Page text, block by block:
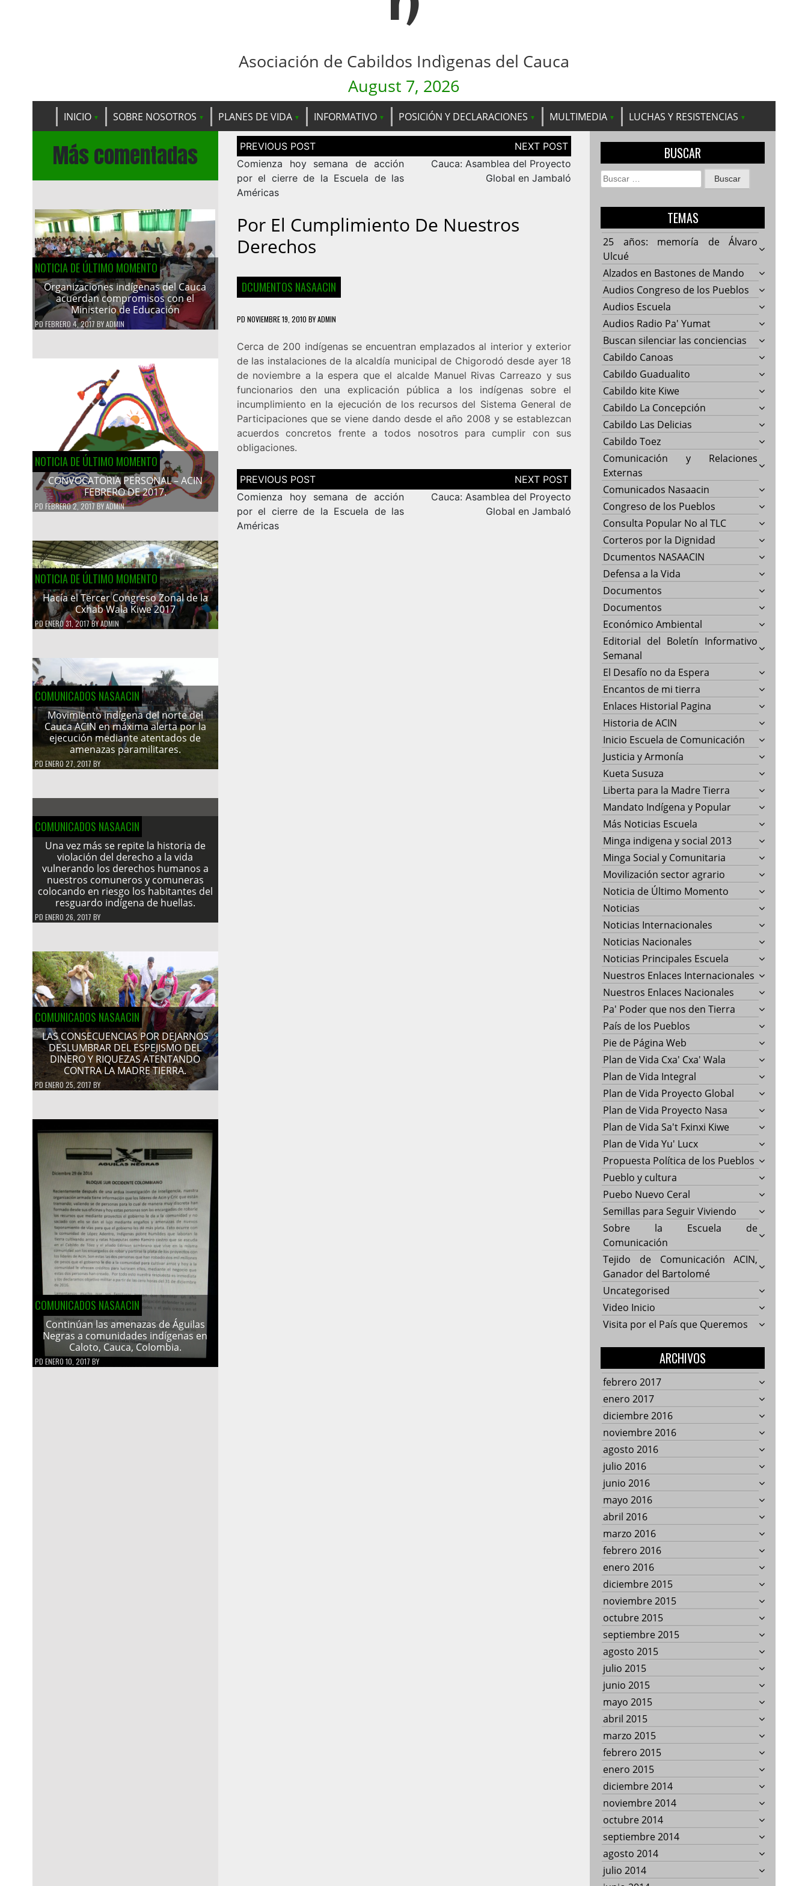
Asociación de Cabildos Indìgenas del Cauca
August 7, 2026
INICIO SOBRE NOSOTROS PLANES DE VIDA INFORMATIVO POSICIÓN Y DECLARACIONES MULTIMEDIA LUCHAS Y RESISTENCIAS
Más comentadas
NOTICIA DE ÚLTIMO MOMENTO
Organizaciones indígenas del Cauca
acuerdan compromisos con el
Ministerio de Educación
PD FEBRERO 4, 2017 BYADMIN
NOTICIA DE ÚLTIMO MOMENTO
CONVOCATORIA PERSONAL – ACIN
FEBRERO DE 2017.
PD FEBRERO 2, 2017BYADMIN
NOTICIA DE ÚLTIMO MOMENTO
Hacía el Tercer Congreso Zonal de la
Cxhab Wala Kiwe 2017
PDENERO 31, 2017BYADMIN
COMUNICADOS NASAACIN
Movimiento indígena del norte del
Cauca ACIN en máxima alerta por la
ejecución mediante atentados de
amenazas paramilitares.
PD ENERO 27, 2017 BY
COMUNICADOS NASAACIN
Una vez más se repite la historia de
violación del derecho a la vida
vulnerando los derechos humanos a
nuestros comuneros y comuneras
colocando en riesgo los habitantes del
resguardo indígena de huellas.
PD ENERO 26, 2017 BY
COMUNICADOS NASAACIN
LAS CONSECUENCIAS POR DEJARNOS
DESLUMBRAR DEL ESPEJISMO DEL
DINERO Y RIQUEZAS ATENTANDO
CONTRA LA MADRE TIERRA.
PDENERO 25, 2017 BY
COMUNICADOS NASAACIN
Continúan las amenazas de Águilas
Negras a comunidades indígenas en
Caloto, Cauca, Colombia.
PD ENERO 10, 2017 BY
Navegación
de
entradas
Comienza hoy semana de acción
por el cierre de la Escuela de las
Américas
Cauca: Asamblea del Proyecto
Global en Jambaló
Por El Cumplimiento De Nuestros
Derechos
DCUMENTOS NASAACIN
PD NOVIEMBRE 19, 2010 BYADMIN
Cerca de 200 indígenas se encuentran emplazados al interior y exterior
de las instalaciones de la alcaldía municipal de Chigorodó desde ayer 18
de noviembre a la espera que el alcalde Manuel Rivas Carreazo y sus
funcionarios den una explicación pública a los indígenas sobre el
incumplimiento en la ejecución de los recursos del Sistema General de
Participaciones que se viene dando desde el año 2008 y se establezcan
acuerdos concretos frente a todos nosotros para cumplir con sus
obligaciones.
Navegación
de
entradas
Comienza hoy semana de acción
por el cierre de la Escuela de las
Américas
Cauca: Asamblea del Proyecto
Global en Jambaló
BUSCAR
Buscar:
TEMAS
25 años: memoría de Álvaro
Ulcué
Alzados en Bastones de Mando
Audios Congreso de los Pueblos
Audios Escuela
Audios Radio Pa' Yumat
Buscan silenciar las conciencias
Cabildo Canoas
Cabildo Guadualito
Cabildo kite Kiwe
Cabildo La Concepción
Cabildo Las Delicias
Cabildo Toez
Comunicación y Relaciones
Externas
Comunicados Nasaacin
Congreso de los Pueblos
Consulta Popular No al TLC
Corteros por la Dignidad
Dcumentos NASAACIN
Defensa a la Vida
Documentos
Documentos
Económico Ambiental
Editorial del Boletín Informativo
Semanal
El Desafío no da Espera
Encantos de mi tierra
Enlaces Historial Pagina
Historia de ACIN
Inicio Escuela de Comunicación
Justicia y Armonía
Kueta Susuza
Liberta para la Madre Tierra
Mandato Indígena y Popular
Más Noticias Escuela
Minga indigena y social 2013
Minga Social y Comunitaria
Movilización sector agrario
Noticia de Último Momento
Noticias
Noticias Internacionales
Noticias Nacionales
Noticias Principales Escuela
Nuestros Enlaces Internacionales
Nuestros Enlaces Nacionales
Pa' Poder que nos den Tierra
País de los Pueblos
Pie de Página Web
Plan de Vida Cxa' Cxa' Wala
Plan de Vida Integral
Plan de Vida Proyecto Global
Plan de Vida Proyecto Nasa
Plan de Vida Sa't Fxinxi Kiwe
Plan de Vida Yu' Lucx
Propuesta Política de los Pueblos
Pueblo y cultura
Puebo Nuevo Ceral
Semillas para Seguir Viviendo
Sobre la Escuela de
Comunicación
Tejido de Comunicación ACIN,
Ganador del Bartolomé
Uncategorised
Video Inicio
Visita por el País que Queremos
ARCHIVOS
febrero 2017
enero 2017
diciembre 2016
noviembre 2016
agosto 2016
julio 2016
junio 2016
mayo 2016
abril 2016
marzo 2016
febrero 2016
enero 2016
diciembre 2015
noviembre 2015
octubre 2015
septiembre 2015
agosto 2015
julio 2015
junio 2015
mayo 2015
abril 2015
marzo 2015
febrero 2015
enero 2015
diciembre 2014
noviembre 2014
octubre 2014
septiembre 2014
agosto 2014
julio 2014